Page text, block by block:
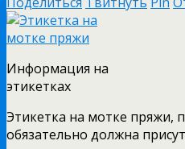
Информация на
этикетках
Этикетка на мотке пряжи,
обязательно должна